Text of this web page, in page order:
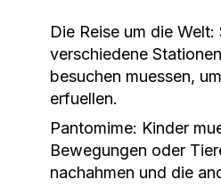
Die Reise um die Welt:
verschiedene
besuchen muessen,
erfuellen.
Pantomime: Kinder
Bewegungen oder
nachahmen und die